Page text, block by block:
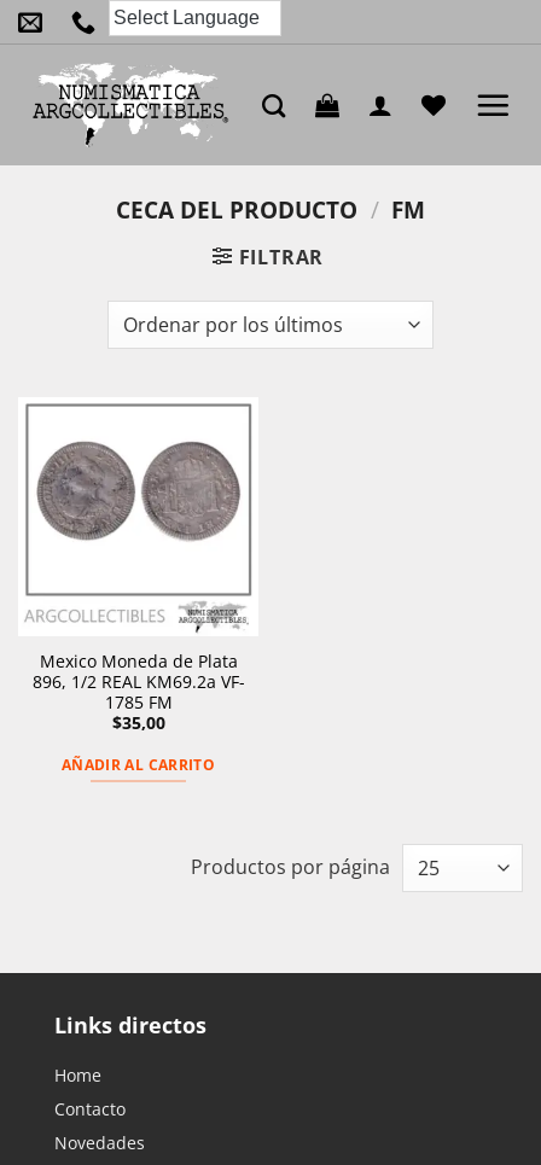
Saltar
al
contenido
CECA DEL PRODUCTO / FM
FILTRAR
Mexico Moneda de Plata
896, 1/2 REAL KM69.2a VF-
1785 FM
$35,00
AÑADIR AL CARRITO
Productos por página
Links directos
Home
Contacto
Novedades